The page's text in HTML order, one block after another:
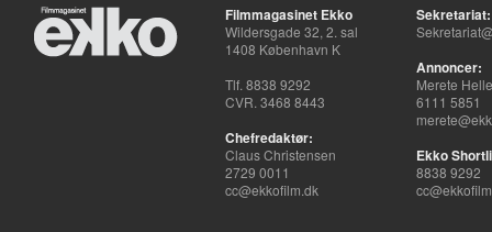
Filmmagasinet Ekko
Wildersgade 32, 2. sal
1408 København K
Tlf. 8838 9292
CVR. 3468 8443
Chefredaktør:
Claus Christensen
2729 0011
cc@ekkofilm.dk
Sekretariat:
Annoncer:
Merete
6111 5851
Ekko
8838 9292